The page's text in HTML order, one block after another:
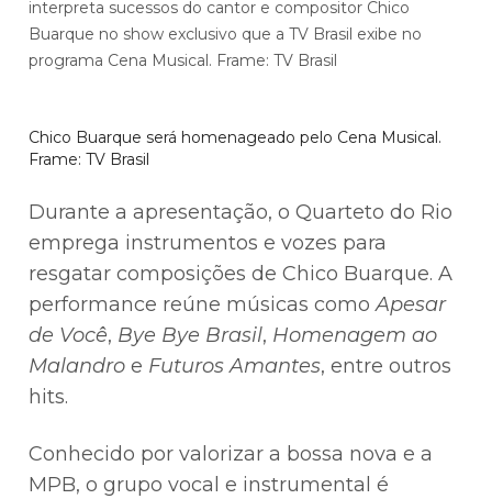
Chico Buarque será homenageado pelo Cena Musical.
Frame: TV Brasil
Durante a apresentação, o Quarteto do Rio
emprega instrumentos e vozes para
resgatar composições de Chico Buarque. A
performance reúne músicas comoApesar
de Você, Bye Bye Brasil, Homenagem ao
Malandro e Futuros Amantes, entre outros
hits.
Conhecido por valorizar a bossa nova e a
MPB, o grupo vocal e instrumental é